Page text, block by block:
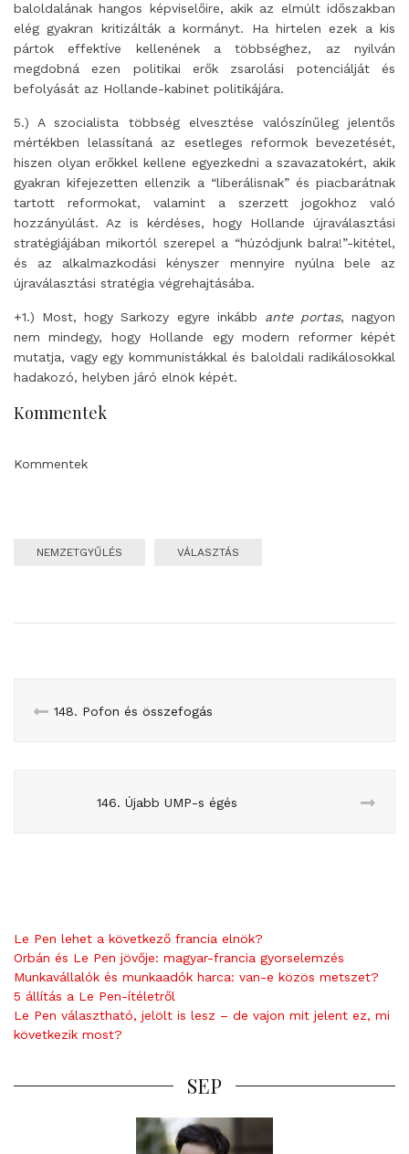
baloldalának hangos képviselőire, akik az elmúlt időszakban
elég gyakran kritizálták a kormányt. Ha hirtelen ezek a kis
pártok effektíve kellenének a többséghez, az nyilván
megdobná ezen politikai erők zsarolási potenciálját és
befolyását az Hollande-kabinet politikájára.
5.) A szocialista többség elvesztése valószínűleg jelentős
mértékben lelassítaná az esetleges reformok bevezetését,
hiszen olyan erőkkel kellene egyezkedni a szavazatokért, akik
gyakran kifejezetten ellenzik a “liberálisnak” és piacbarátnak
tartott reformokat, valamint a szerzett jogokhoz való
hozzányúlást. Az is kérdéses, hogy Hollande újraválasztási
stratégiájában mikortól szerepel a “húzódjunk balra!”-kitétel,
és az alkalmazkodási kényszer mennyire nyúlna bele az
újraválasztási stratégia végrehajtásába.
+1.) Most, hogy Sarkozy egyre inkább ante portas, nagyon
nem mindegy, hogy Hollande egy modern reformer képét
mutatja, vagy egy kommunistákkal és baloldali radikálosokkal
hadakozó, helyben járó elnök képét.
Kommentek
Kommentek
NEMZETGYŰLÉS VÁLASZTÁS
148. Pofon és összefogás
146. Újabb UMP-s égés
Le Pen lehet a következő francia elnök?
Orbán és Le Pen jövője: magyar-francia gyorselemzés
Munkavállalók és munkaadók harca: van-e közös metszet?
5 állítás a Le Pen-ítéletről
Le Pen választható, jelölt is lesz – de vajon mit jelent ez, mi
következik most?
SEP